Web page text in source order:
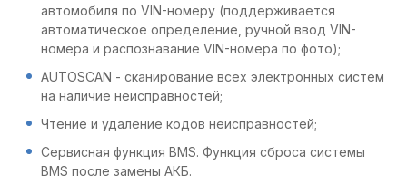
автомобиля по VIN-номеру (поддерживается
автоматическое определение, ручной ввод VIN-
номера и распознавание VIN-номера по фото);
AUTOSCAN - сканирование всех электронных систем
на наличие неисправностей;
Чтение и удаление кодов неисправностей;
Сервисная функция BMS. Функция сброса системы
BMS после замены АКБ.